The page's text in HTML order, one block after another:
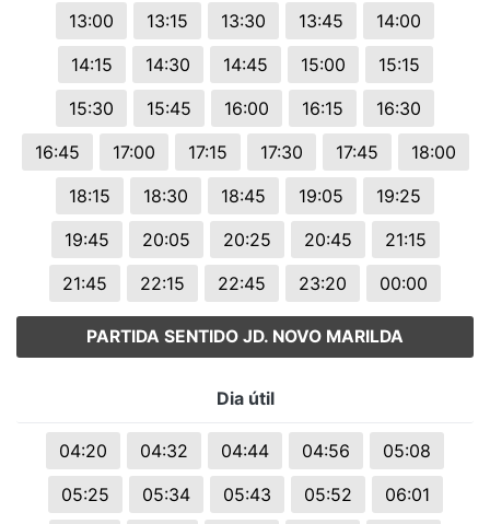
13:00
13:15 13:30 13:45
14:00
14:15
14:30 14:45 15:00
15:15
15:30
15:45 16:00 16:15
16:30
16:45
17:00 17:15 17:30 17:45
18:00
18:15
18:30 18:45 19:05
19:25
19:45
20:05 20:25 20:45
21:15
21:45
22:15 22:45 23:20 00:00
PARTIDA SENTIDO JD. NOVO MARILDA
Dia útil
04:20 04:32 04:44 04:56
05:08
05:25
05:34 05:43 05:52 06:01